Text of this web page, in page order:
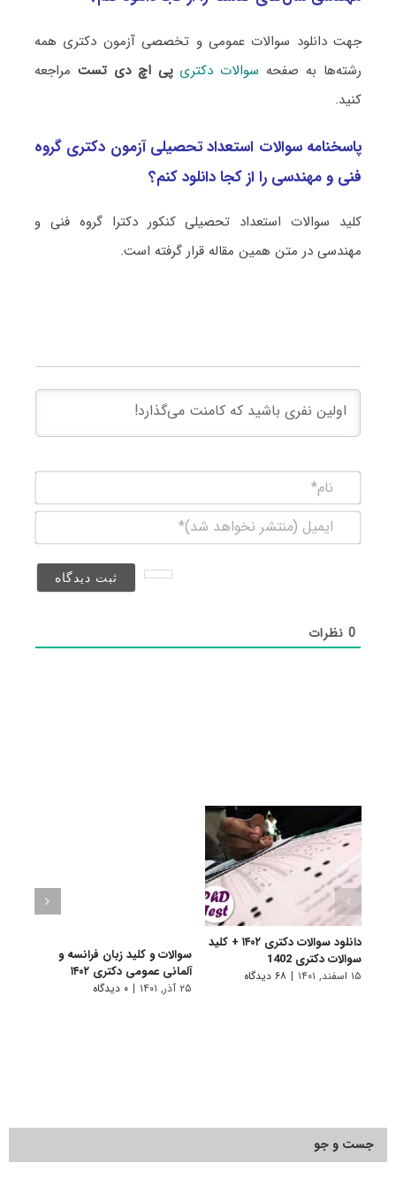
جهت دانلود سوالات عمومی و تخصصی آزمون دکتری همه
رشته‌ها به صفحه سوالات دکتری پی اچ دی تست مراجعه
کنید.
پاسخنامه سوالات استعداد تحصیلی آزمون دکتری گروه
فنی و مهندسی را از کجا دانلود کنم؟
کلید سوالات استعداد تحصیلی کنکور دکترا گروه فنی و
مهندسی در متن همین مقاله قرار گرفته است.
(منتشر
0نظرات
دانلود سوالات دکتری ۱۴۰۲ + کلید
سوالات دکتری 1402
۱۵ اسفند, ۱۴۰۱ | ۶۸ دیدگاه
سوالات و کلید زبان فرانسه و
آلمانی عمومی دکتری ۱۴۰۲
۲۵ آذر, ۱۴۰۱ | ۰ دیدگاه
جست و جو